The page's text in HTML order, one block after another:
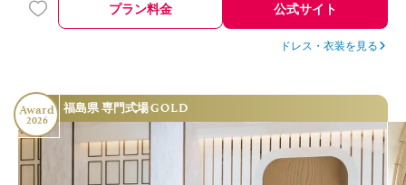
プラン料金 公式サイト
ドレス・衣装を見る
Award
2026
福島県 専門式場GOLD